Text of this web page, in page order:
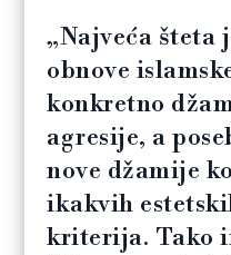
„Najveća šteta
obnove
konkretno
agresije, a
nove džamije
ikakvih
kriterija. Tako